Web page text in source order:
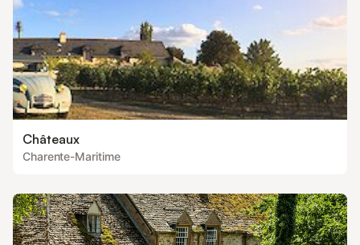
Châteaux
Charente-Maritime